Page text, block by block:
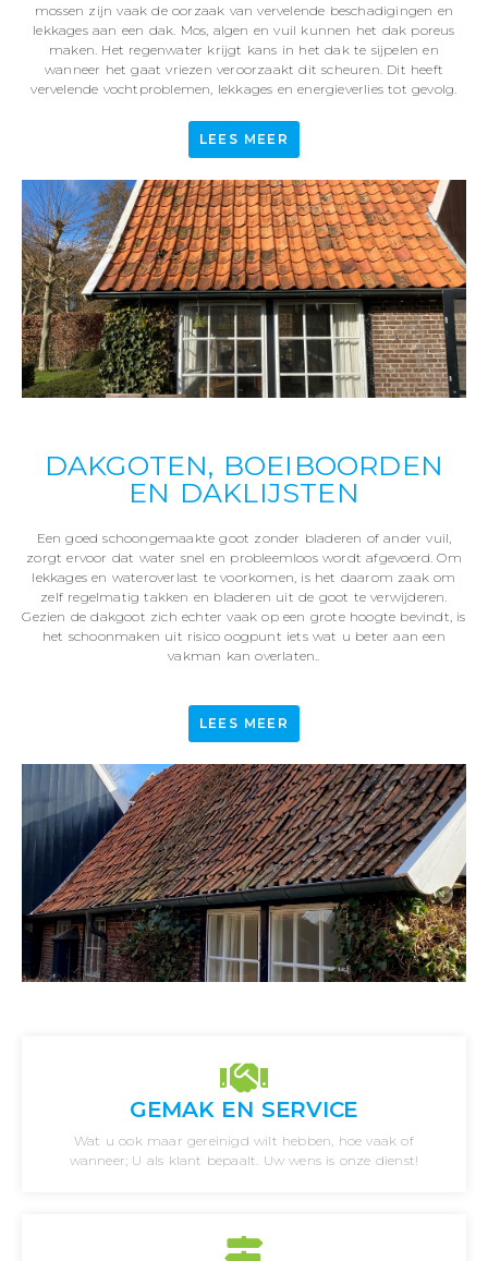
mossen zijn vaak de oorzaak van vervelende beschadigingen en
lekkages aan een dak. Mos, algen en vuil kunnen het dak poreus
maken. Het regenwater krijgt kans in het dak te sijpelen en
wanneer het gaat vriezen veroorzaakt dit scheuren. Dit heeft
vervelende vochtproblemen, lekkages en energieverlies tot gevolg.
LEES MEER
DAKGOTEN, BOEIBOORDEN
EN DAKLIJSTEN
Een goed schoongemaakte goot zonder bladeren of ander vuil,
zorgt ervoor dat water snel en probleemloos wordt afgevoerd. Om
lekkages en wateroverlast te voorkomen, is het daarom zaak om
zelf regelmatig takken en bladeren uit de goot te verwijderen.
Gezien de dakgoot zich echter vaak op een grote hoogte bevindt, is
het schoonmaken uit risico oogpunt iets wat u beter aan een
vakman kan overlaten..
LEES MEER
GEMAK EN SERVICE
Wat u ook maar gereinigd wilt hebben, hoe vaak of
wanneer; U als klant bepaalt. Uw wens is onze dienst!